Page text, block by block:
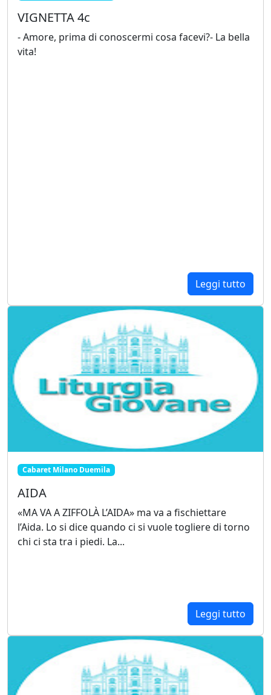
VIGNETTA 4c
- Amore, prima di conoscermi cosa facevi?- La bella
vita!
Leggi tutto
Cabaret Milano Duemila
AIDA
«MA VA A ZIFFOLÀ L’AIDA» ma va a fischiettare
l’Aida. Lo si dice quando ci si vuole togliere di torno
chi ci sta tra i piedi. La...
Leggi tutto